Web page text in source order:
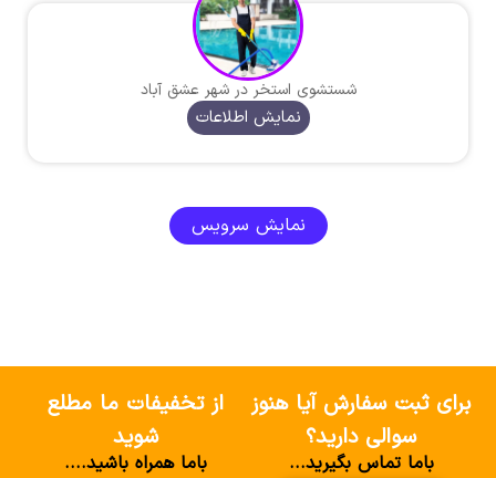
شستشوی استخر در شهر عشق آباد
نمایش اطلاعات
نمایش سرویس
برای ثبت سفارش آیا هنوز
سوالی دارید؟
باما تماس بگیرید...
از تخفیفات ما مطلع
شوید
باما همراه باشید....